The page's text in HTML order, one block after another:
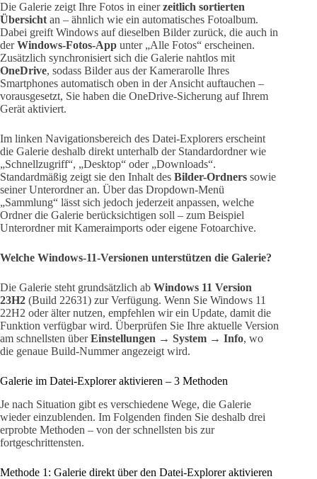
Die Galerie zeigt Ihre Fotos in einerzeitlich sortierten
Übersicht an – ähnlich wie ein automatisches Fotoalbum.
Dabei greift Windows auf dieselben Bilder zurück, die auch in
derWindows-Fotos-App unter „Alle Fotos“ erscheinen.
Zusätzlich synchronisiert sich die Galerie nahtlos mit
OneDrive, sodass Bilder aus der Kamerarolle Ihres
Smartphones automatisch oben in der Ansicht auftauchen –
vorausgesetzt, Sie haben die OneDrive-Sicherung auf Ihrem
Gerät aktiviert.
Im linken Navigationsbereich des Datei-Explorers erscheint
die Galerie deshalb direkt unterhalb der Standardordner wie
„Schnellzugriff“, „Desktop“ oder „Downloads“.
Standardmäßig zeigt sie den Inhalt des Bilder-Ordners sowie
seiner Unterordner an. Über das Dropdown-Menü
„Sammlung“ lässt sich jedoch jederzeit anpassen, welche
Ordner die Galerie berücksichtigen soll – zum Beispiel
Unterordner mit Kameraimports oder eigene Fotoarchive.
Welche Windows-11-Versionen unterstützen die Galerie?
Die Galerie steht grundsätzlich ab Windows 11 Version
23H2 (Build 22631) zur Verfügung. Wenn Sie Windows 11
22H2 oder älter nutzen, empfehlen wir ein Update, damit die
Funktion verfügbar wird. Überprüfen Sie Ihre aktuelle Version
am schnellsten überEinstellungen → System → Info, wo
die genaue Build-Nummer angezeigt wird.
Galerie im Datei-Explorer aktivieren – 3 Methoden
Je nach Situation gibt es verschiedene Wege, die Galerie
wieder einzublenden. Im Folgenden finden Sie deshalb drei
erprobte Methoden – von der schnellsten bis zur
fortgeschrittensten.
Methode 1: Galerie direkt über den Datei-Explorer aktivieren